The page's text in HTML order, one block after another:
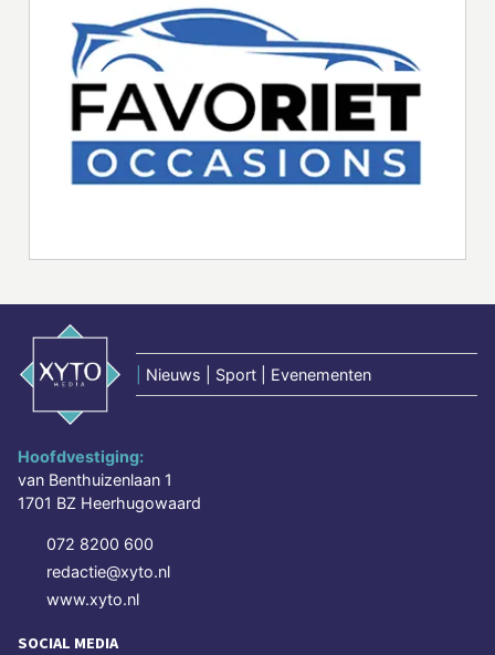
Nieuws | Sport | Evenementen
Hoofdvestiging:
van Benthuizenlaan 1
1701 BZ Heerhugowaard
072 8200 600
redactie@xyto.nl
www.xyto.nl
SOCIAL MEDIA